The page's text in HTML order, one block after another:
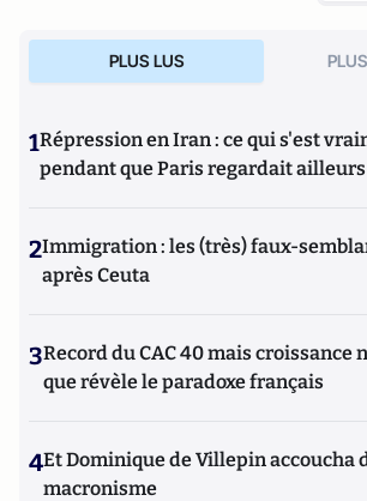
PLUS LUS
1Répression en Iran : ce qui s'est
pendant que Paris regardait ailleurs
2Immigration : les (très) faux-
après Ceuta
3Record du CAC 40 mais croissance
que révèle le paradoxe français
4Et Dominique de Villepin accoucha
macronisme